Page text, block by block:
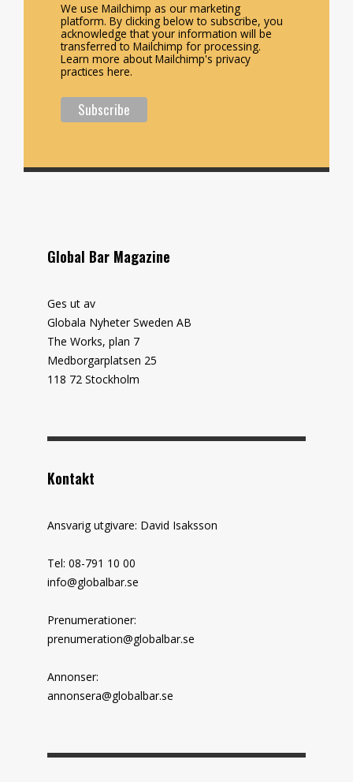
We use Mailchimp as our marketing
platform. By clicking below to subscribe, you
acknowledge that your information will be
transferred to Mailchimp for processing.
Learn more about Mailchimp's privacy
practices here.
Global Bar Magazine
Ges ut av
Globala Nyheter Sweden AB
The Works, plan 7
Medborgarplatsen 25
118 72 Stockholm
Kontakt
Ansvarig utgivare: David Isaksson
Tel: 08-791 10 00
info@globalbar.se
Prenumerationer:
prenumeration@globalbar.se
Annonser:
annonsera@globalbar.se